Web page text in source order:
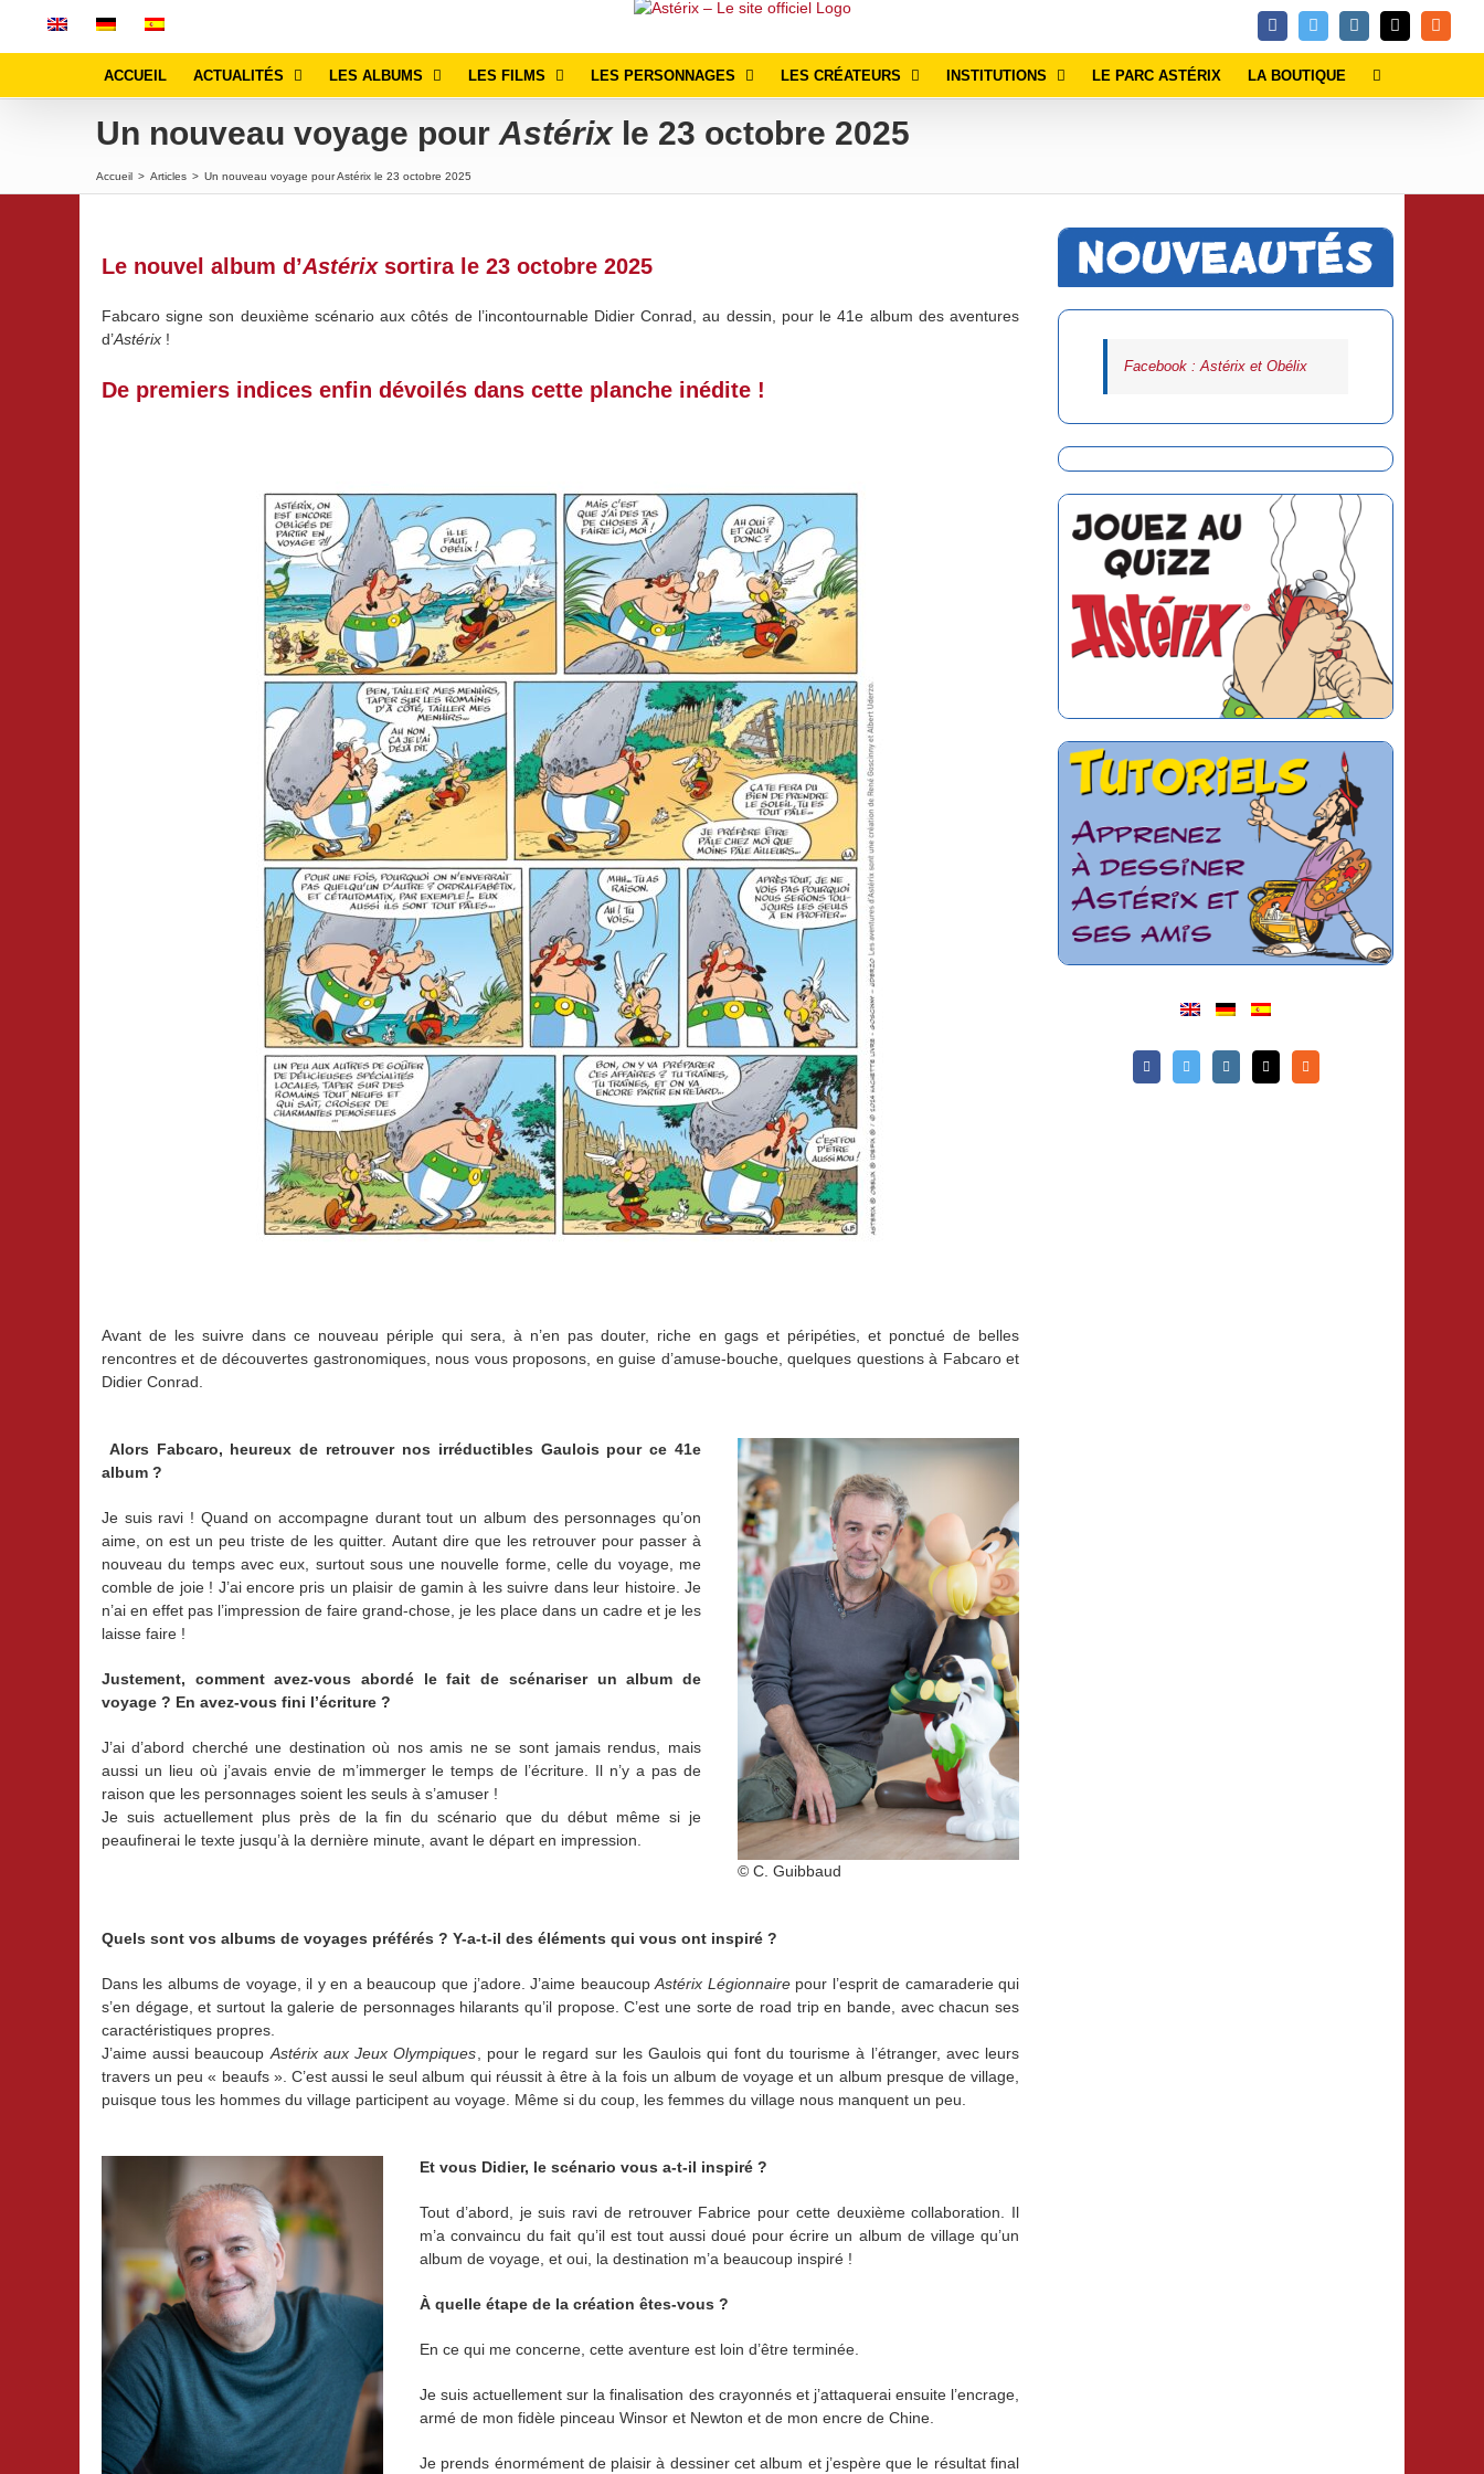
contenu
FacebookTwitterInstagramEmailRss
ACCUEIL ACTUALITÉS LES ALBUMS LES FILMS LES PERSONNAGES LES CRÉATEURS INSTITUTIONS LE PARC ASTÉRIX LA BOUTIQUE
Un nouveau voyage pour Astérixle 23 octobre 2025
Accueil > Articles > Un nouveau voyage pour Astérix le 23 octobre 2025
Le nouvel album d’Astérixsortira le 23 octobre 2025
Fabcaro signe son deuxième scénario aux côtés de l’incontournable Didier Conrad, au dessin, pour le 41e album des aventures
d’Astérix!
De premiers indices enfin dévoilés dans cette planche inédite !
Avant de les suivre dans ce nouveau périple qui sera, à n’en pas douter, riche en gags et péripéties, et ponctué de belles
rencontres et de découvertes gastronomiques, nous vous proposons, en guise d’amuse-bouche, quelques questions à Fabcaro et
Didier Conrad.
Alors Fabcaro, heureux de retrouver nos irréductibles Gaulois pour ce 41e
album ?
Je suis ravi ! Quand on accompagne durant tout un album des personnages qu’on
aime, on est un peu triste de les quitter. Autant dire que les retrouver pour passer à
nouveau du temps avec eux, surtout sous une nouvelle forme, celle du voyage, me
comble de joie ! J’ai encore pris un plaisir de gamin à les suivre dans leur histoire. Je
n’ai en effet pas l’impression de faire grand-chose, je les place dans un cadre et je les
laisse faire !
Justement, comment avez-vous abordé le fait de scénariser un album de
voyage ? En avez-vous fini l’écriture ?
J’ai d’abord cherché une destination où nos amis ne se sont jamais rendus, mais
aussi un lieu où j’avais envie de m’immerger le temps de l’écriture. Il n’y a pas de
raison que les personnages soient les seuls à s’amuser !
Je suis actuellement plus près de la fin du scénario que du début même si je
peaufinerai le texte jusqu’à la dernière minute, avant le départ en impression.
© C. Guibbaud
Quels sont vos albums de voyages préférés ? Y-a-t-il des éléments qui vous ont inspiré ?
Dans les albums de voyage, il y en a beaucoup que j’adore. J’aime beaucoupAstérix Légionnairepour l’esprit de camaraderie qui
s’en dégage, et surtout la galerie de personnages hilarants qu’il propose. C’est une sorte de road trip en bande, avec chacun ses
caractéristiques propres.
J’aime aussi beaucoupAstérix aux Jeux Olympiques, pour le regard sur les Gaulois qui font du tourisme à l’étranger, avec leurs
travers un peu « beaufs ». C’est aussi le seul album qui réussit à être à la fois un album de voyage et un album presque de village,
puisque tous les hommes du village participent au voyage. Même si du coup, les femmes du village nous manquent un peu.
Et vous Didier, le scénario vous a-t-il inspiré ?
Tout d’abord, je suis ravi de retrouver Fabrice pour cette deuxième collaboration. Il
m’a convaincu du fait qu’il est tout aussi doué pour écrire un album de village qu’un
album de voyage, et oui, la destination m’a beaucoup inspiré !
À quelle étape de la création êtes-vous ?
En ce qui me concerne, cette aventure est loin d’être terminée.
Je suis actuellement sur la finalisation des crayonnés et j’attaquerai ensuite l’encrage,
armé de mon fidèle pinceau Winsor et Newton et de mon encre de Chine.
Je prends énormément de plaisir à dessiner cet album et j’espère que le résultat final
Facebook : Astérix et Obélix